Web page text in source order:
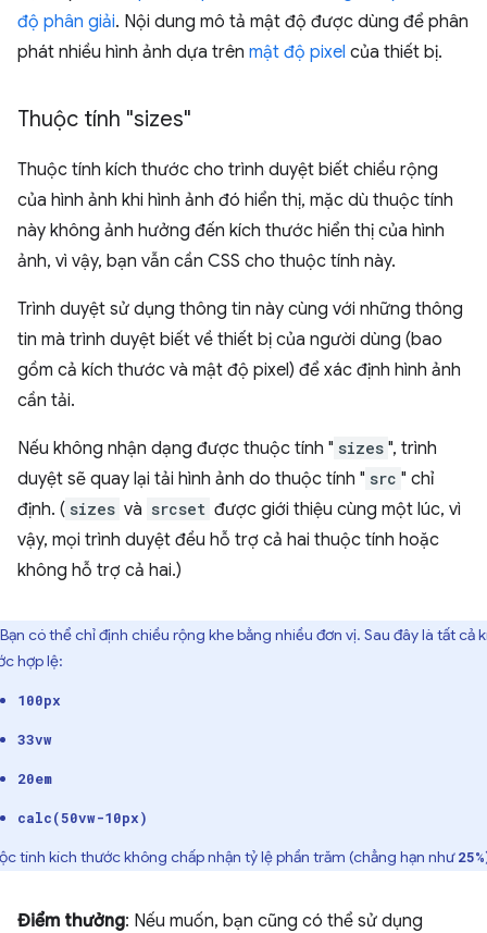
độ phân giải. Nội dung mô tả mật độ được dùng để phân
phát nhiều hình ảnh dựa trên mật độ pixel của thiết bị.
Thuộc tính "sizes"
Thuộc tính kích thước cho trình duyệt biết chiều rộng
của hình ảnh khi hình ảnh đó hiển thị, mặc dù thuộc tính
này không ảnh hưởng đến kích thước hiển thị của hình
ảnh, vì vậy, bạn vẫn cần CSS cho thuộc tính này.
Trình duyệt sử dụng thông tin này cùng với những thông
tin mà trình duyệt biết về thiết bị của người dùng (bao
gồm cả kích thước và mật độ pixel) để xác định hình ảnh
cần tải.
Nếu không nhận dạng được thuộc tính " sizes ", trình
duyệt sẽ quay lại tải hình ảnh do thuộc tính " src " chỉ
định. ( sizes và srcset được giới thiệu cùng một lúc, vì
vậy, mọi trình duyệt đều hỗ trợ cả hai thuộc tính hoặc
không hỗ trợ cả hai.)
Bạn có thể chỉ định chiều rộng khe bằng nhiều đơn vị. Sau đây là tất cả
hợp lệ:
100px
33vw
20em
calc(50vw-10px)
tính kích thước không chấp nhận tỷ lệ phần trăm (chẳng hạn như25%
Điểm thưởng: Nếu muốn, bạn cũng có thể sử dụng